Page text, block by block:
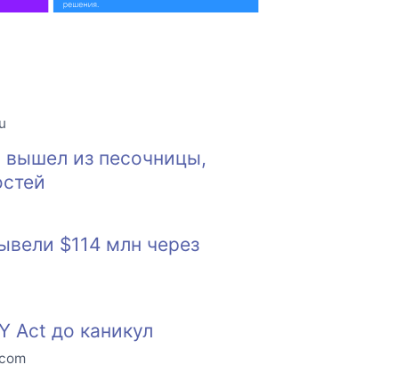
вышел из песочницы,
$114 млн через
Act до каникул